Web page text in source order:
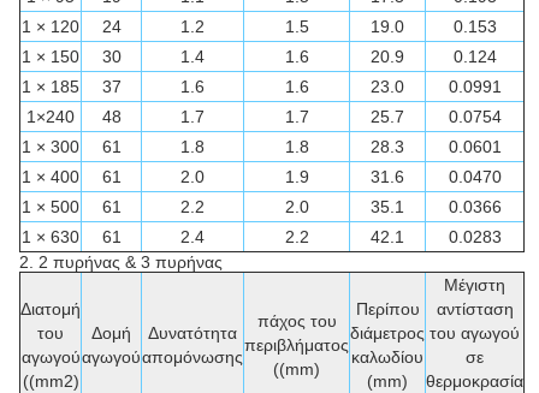
1 × 120
24 1.2 1.5 19.0
0.153
1 × 150
30 1.4 1.6 20.9
0.124
1 × 185
37 1.6 1.6 23.0
0.0991
1×240
48 1.7 1.7 25.7
0.0754
1 × 300
61 1.8 1.8 28.3
0.0601
1 × 400
61 2.0 1.9 31.6
0.0470
1 × 500
61 2.2 2.0 35.1
0.0366
1 × 630
61 2.4 2.2 42.1
0.0283
2. 2 πυρήνας & 3 πυρήνας
Διατομή
του
αγωγού
((mm2)
Δομή
αγωγού
Δυνατότητα
απομόνωσης
πάχος του
περιβλήματος
((mm)
Περίπου
διάμετρος
καλωδίου
(mm)
Μέγιστη
αντίσταση
του αγωγού
σε
θερμοκρασία